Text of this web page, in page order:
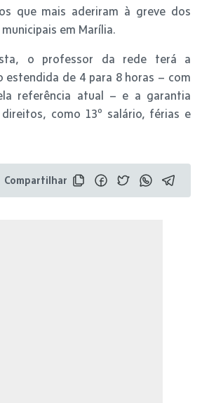
que mais aderiram à greve dos
em Marília.
o professor da rede terá a
estendida de 4 para 8 horas – com
referência atual – e a garantia
como 13º salário, férias e
Compartilhar